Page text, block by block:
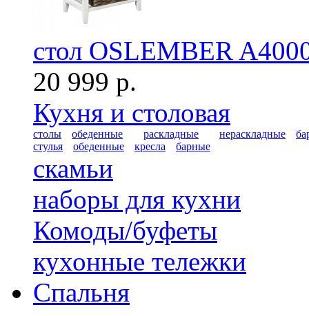
стол OSLEMBER
20 999 р.
Кухня и столовая
столы обеденные раскладные нераскладные
стулья
обеденные кресла барные
скамьи
наборы для кухни
Комоды/буфеты
кухонные тележки
Спальня